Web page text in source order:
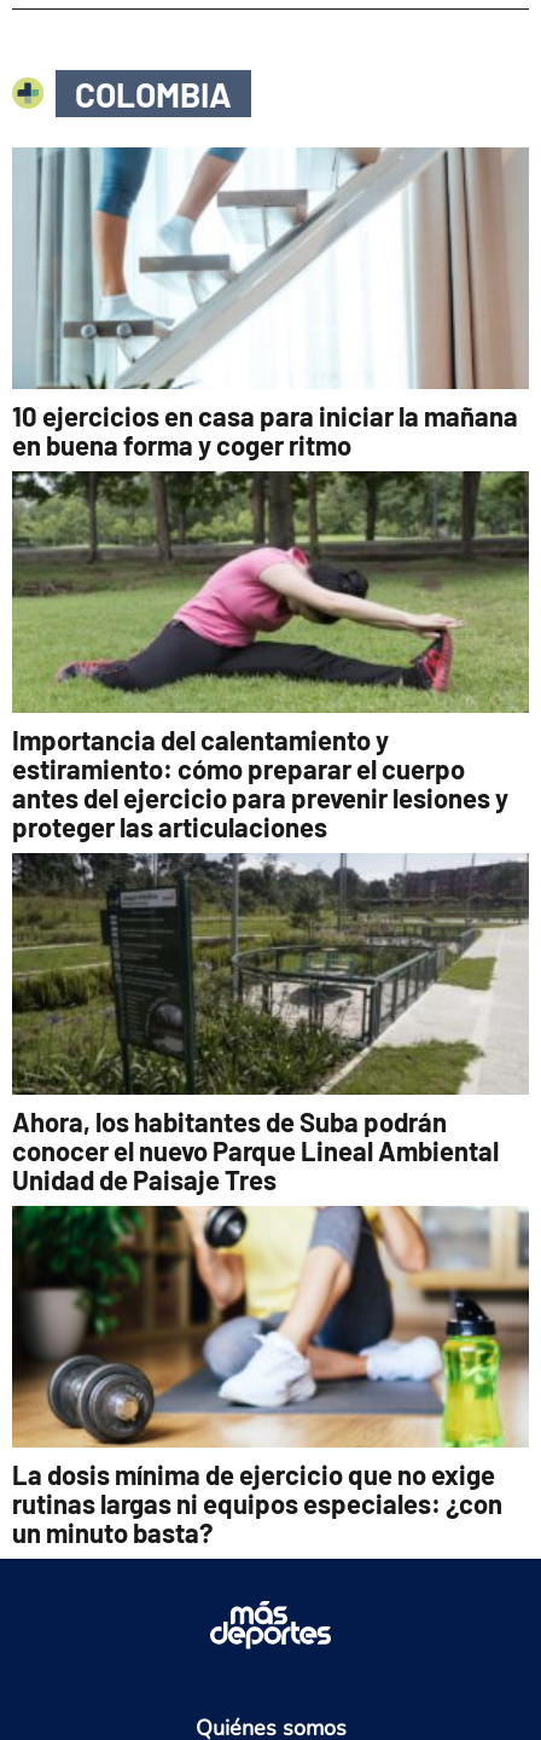
COLOMBIA
10 ejercicios en casa para iniciar la mañana
en buena forma y coger ritmo
Importancia del calentamiento y
estiramiento: cómo preparar el cuerpo
antes del ejercicio para prevenir lesiones y
proteger las articulaciones
Ahora, los habitantes de Suba podrán
conocer el nuevo Parque Lineal Ambiental
Unidad de Paisaje Tres
La dosis mínima de ejercicio que no exige
rutinas largas ni equipos especiales: ¿con
un minuto basta?
Quiénes somos